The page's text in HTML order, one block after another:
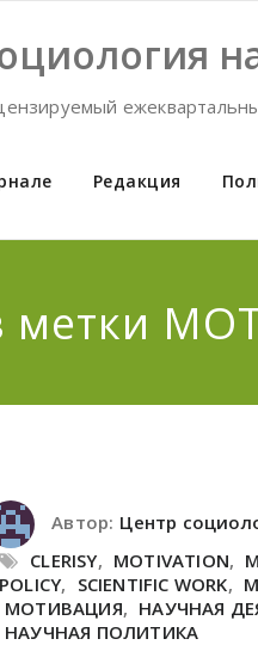
Редакция
метки
Автор: Центр
CLERISY, MOTIVATION,
POLICY, SCIENTIFIC WORK,
МОТИВАЦИЯ, НАУЧНАЯ
НАУЧНАЯ ПОЛИТИКА